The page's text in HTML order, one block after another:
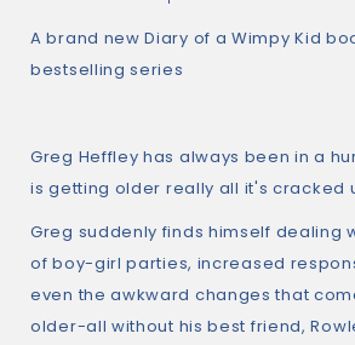
A brand new Diary of a Wimpy Kid
bestselling series
Greg Heffley has always been in a
is getting older really all it's cracked
Greg suddenly finds himself dealing
of boy-girl parties, increased
even the awkward changes that
older-all without his best friend,